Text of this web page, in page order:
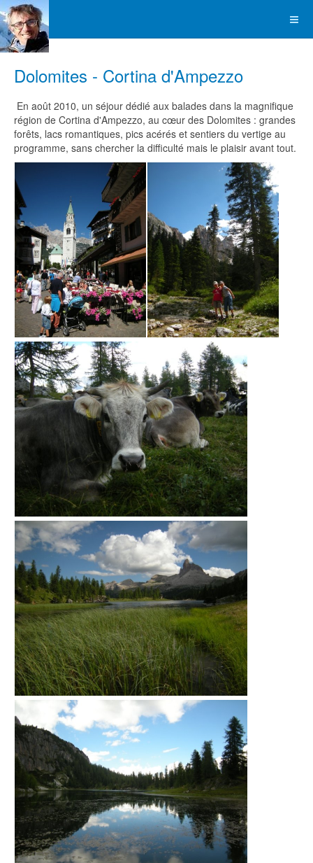
Dolomites - Cortina d'Ampezzo
En août 2010, un séjour dédié aux balades dans la magnifique
région de Cortina d'Ampezzo, au cœur des Dolomites : grandes
forêts, lacs romantiques, pics acérés et sentiers du vertige au
programme, sans chercher la difficulté mais le plaisir avant tout.